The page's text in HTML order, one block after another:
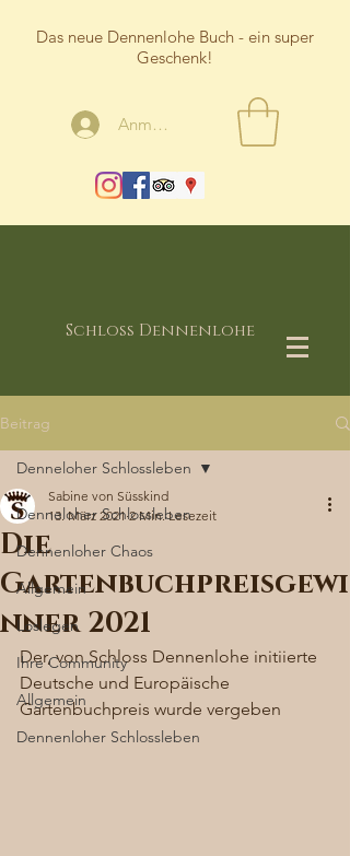
Das neue Dennenlohe Buch - ein super
Geschenk!
Anmelden
Schloss Dennenlohe
Beitrag
Denneloher Schlossleben
Dennenloher Chaos
Allgemein
Loslegen
Ihre Community
Allgemein
Dennenloher Schlossleben
Denneloher Schlossleben
Die
Gartenbuchpreisgewi
nner 2021
Sabine von Süsskind
13. März 2021 2 Min. Lesezeit
Der, von Schloss Dennenlohe initiierte
Deutsche und Europäische
Gartenbuchpreis wurde vergeben